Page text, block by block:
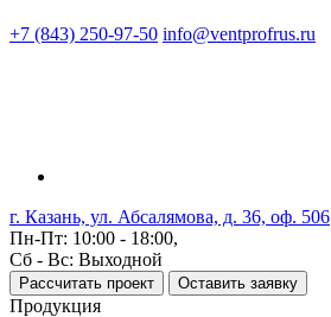
+7 (843) 250-97-50 info@ventprofrus.ru
г. Казань, ул. Абсалямова, д. 36, оф. 506
Пн-Пт: 10:00 - 18:00,
Сб - Вс: Выходной
Рассчитать проект Оставить заявку
Продукция